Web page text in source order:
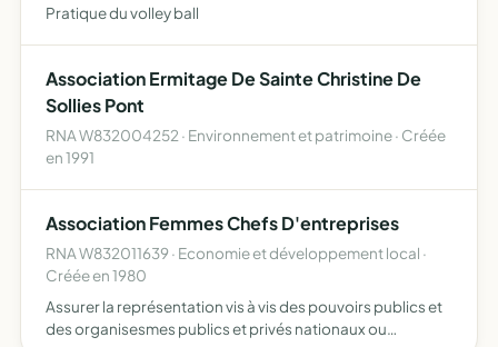
Pratique du volley ball
Association Ermitage De Sainte Christine De
Sollies Pont
RNA W832004252 · Environnement et patrimoine · Créée
en 1991
Association Femmes Chefs D'entreprises
RNA W832011639 · Economie et développement local ·
Créée en 1980
Assurer la représentation vis à vis des pouvoirs publics et
des organisesmes publics et privés nationaux ou